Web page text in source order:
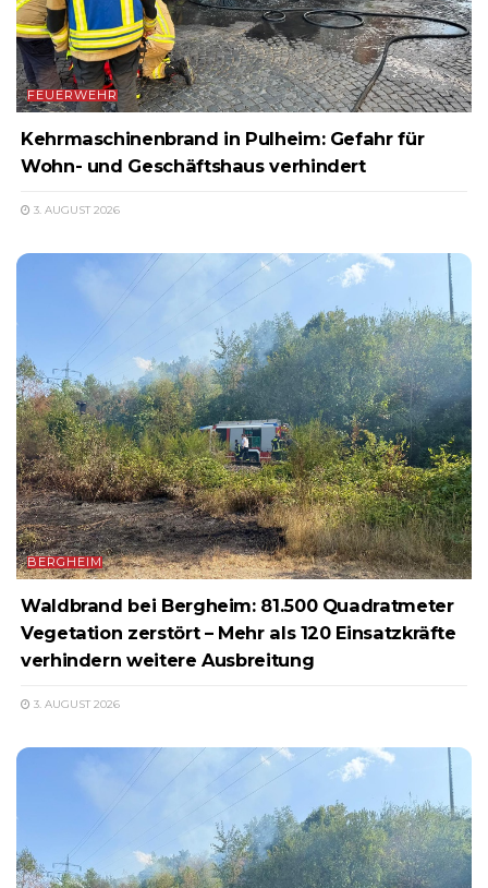
FEUERWEHR
Kehrmaschinenbrand in Pulheim: Gefahr für
Wohn- und Geschäftshaus verhindert
3. AUGUST 2026
BERGHEIM
Waldbrand bei Bergheim: 81.500 Quadratmeter
Vegetation zerstört – Mehr als 120 Einsatzkräfte
verhindern weitere Ausbreitung
3. AUGUST 2026